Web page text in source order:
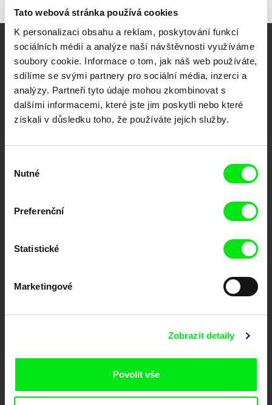
Tato webová stránka používá cookies
K personalizaci obsahu a reklam, poskytování funkcí
sociálních médií a analýze naší návštěvnosti využíváme
soubory cookie. Informace o tom, jak náš web používáte,
sdílíme se svými partnery pro sociální média, inzerci a
analýzy. Partneři tyto údaje mohou zkombinovat s
dalšími informacemi, které jste jim poskytli nebo které
získali v důsledku toho, že používáte jejich služby.
souhlasu
Nutné
Preferenční
Statistické
Marketingové
Zobrazit detaily
Povolit vše
Vaše online
dokumentární kino
Nové festivalové filmy
každý týden
festivalů dokumentárního filmu sdružených do Doc Alliance. Naším cílem je
posouvat hranice dokumentárního filmu, propagovat jeho rozmanitost a
Against Gravity